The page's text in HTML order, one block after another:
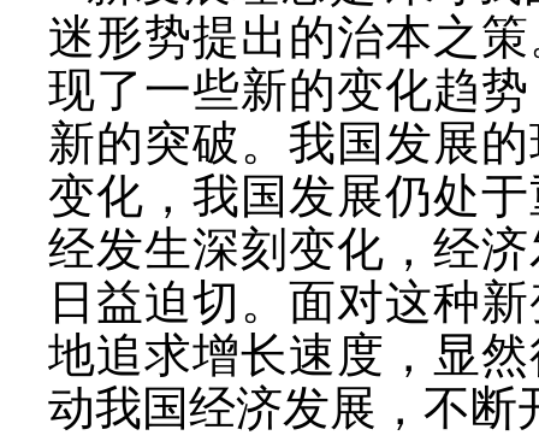
迷形势提出的治本之
现了一些新的变化趋
新的突破。我国发展
变化，我国发展仍处
经发生深刻变化，经
日益迫切。面对这种
地追求增长速度，显
动我国经济发展，不断